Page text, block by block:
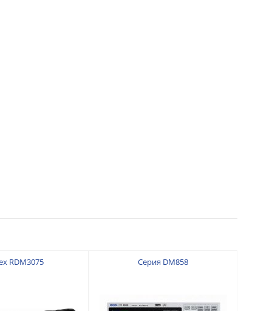
RDM3075 Серия DM858